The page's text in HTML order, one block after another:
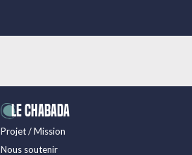
LE CHABADA
Projet / Mission
Nous soutenir